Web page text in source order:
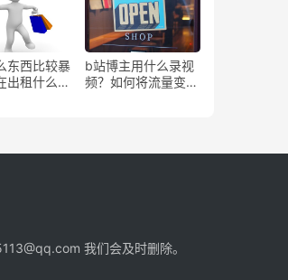
东西比较暴
出租什么更
b站博主用什么录视
频？如何将流量变
我们会及时删除。